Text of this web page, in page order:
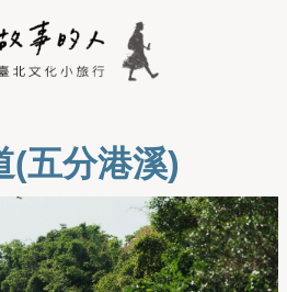
(五分港溪)